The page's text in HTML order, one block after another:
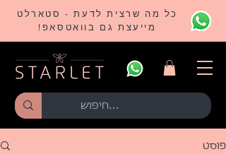
כל מה שרצית לדעת - סטארלט
מייעצת גם בוואטסאפ!
פוסט